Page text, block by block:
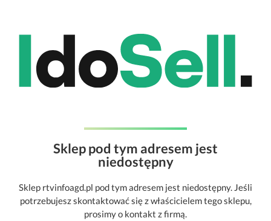
Sklep pod tym adresem jest
niedostępny
Sklep rtvinfoagd.pl pod tym adresem jest niedostępny. Jeśli
potrzebujesz skontaktować się z właścicielem tego sklepu,
prosimy o kontakt z firmą.